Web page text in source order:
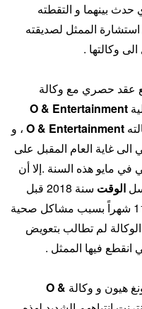
حدث بينهما و التقطته
الممثل لصديقته
وكالتها .
عقد حصري مع وكالة
O & Entertainment
، و
غاية العام المقبل على
في مايو هذه السنة .إلا أن
الوقت
سنة 2018 قبل
نهاية التصوير و توقف أنشطته لمدة 11 شهراً بسبب مشاكل صحية
لم تطالب بتعويض
انقطع فيها الممثل .
هيون و وكالة O &